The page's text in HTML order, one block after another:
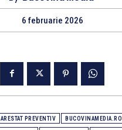
6 februarie 2026
ARESTAT PREVENTIV BUCOVINAMEDIA.RO